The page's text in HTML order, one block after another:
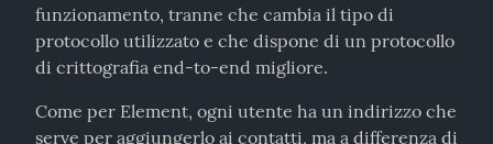
funzionamento, tranne che cambia il tipo di
protocollo utilizzato e che dispone di un protocollo
di crittografia end-to-end migliore.
Come per Element, ogni utente ha un indirizzo che
serve per aggiungerlo ai contatti, ma a differenza di